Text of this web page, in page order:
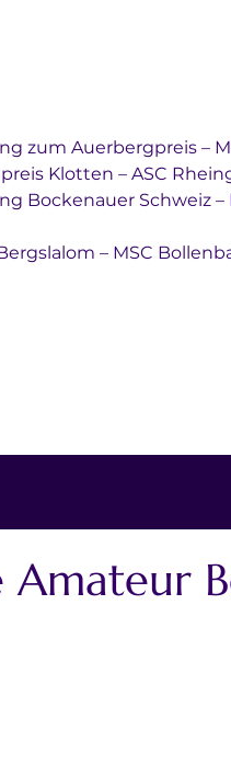
Bergprüfung zum
Moselbergpreis Klotten – ASC
Edelstein Bergslalom – MSC
Amateur